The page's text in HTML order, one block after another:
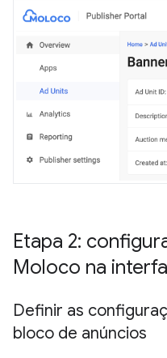
Etapa 2:
Moloco na
Definir as
bloco de anúncios